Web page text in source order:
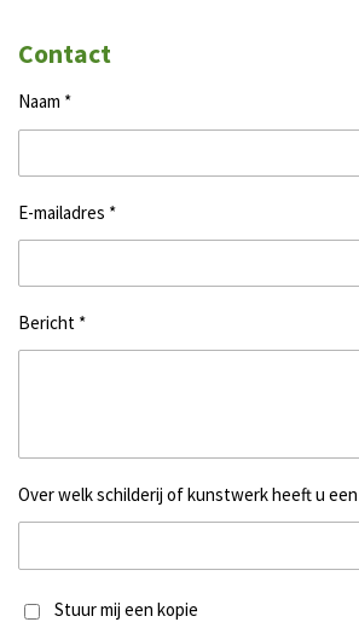
Contact
Naam *
E-mailadres *
Bericht *
Over welk schilderij of kunstwerk heeft u een
Stuur mij een kopie